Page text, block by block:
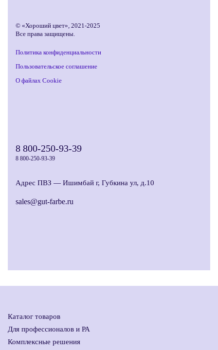
© «Хороший цвет», 2021-2025
Все права защищены.
Политика конфиденциальности
Пользовательское соглашение
О файлах Cookie
8 800-250-93-39
8 800-250-93-39
Адрес ПВЗ — Ишимбай г, Губкина ул, д.10
sales@gut-farbe.ru
Каталог товаров
Для профессионалов и РА
Комплексные решения